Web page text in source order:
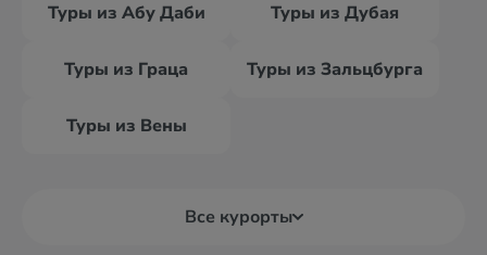
Туры из Абу Даби Туры из Дубая
Туры из Граца Туры из Зальцбурга
Туры из Вены
Все курорты